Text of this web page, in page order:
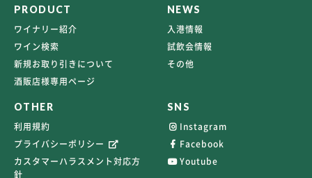
PRODUCT
ワイナリー紹介
ワイン検索
新規お取り引きについて
酒販店様専用ページ
NEWS
入港情報
試飲会情報
その他
OTHER
利用規約
プライバシーポリシー
カスタマーハラスメント対応方
針
SNS
Instagram
Facebook
Youtube